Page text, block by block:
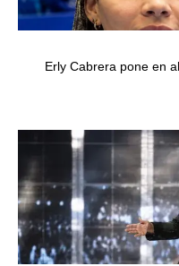
Erly Cabrera pone en